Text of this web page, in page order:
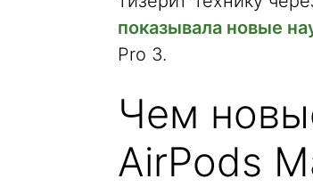
показывала новые
Pro 3.
Чем
AirPods